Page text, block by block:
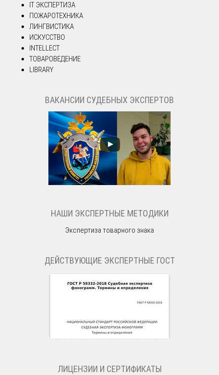
IT ЭКСПЕРТИЗА
ПОЖАРОТЕХНИКА
ЛИНГВИСТИКА
ИСКУССТВО
INTELLECT
ТОВАРОВЕДЕНИЕ
LIBRARY
ВАКАНСИИ СУДЕБНЫХ ЭКСПЕРТОВ
НАШИ ЭКСПЕРТНЫЕ МЕТОДИКИ
Экспертиза товарного знака
ДЕЙСТВУЮЩИЕ ЭКСПЕРТНЫЕ ГОСТ
ЛИЦЕНЗИИ И СЕРТИФИКАТЫ